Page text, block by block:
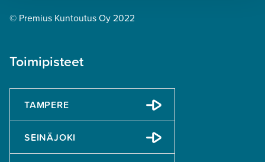
© Premius Kuntoutus Oy 2022
Toimipisteet
TAMPERE
SEINÄJOKI